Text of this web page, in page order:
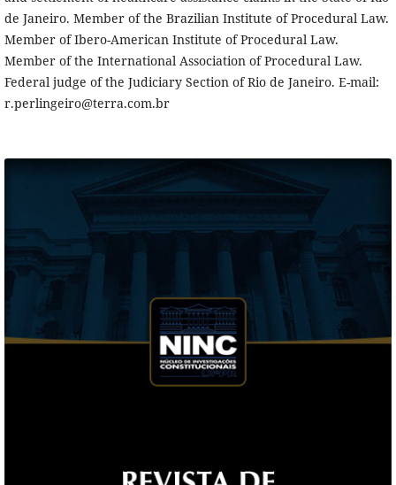
de Janeiro. Member of the Brazilian Institute of Procedural Law.
Member of Ibero-American Institute of Procedural Law.
Member of the International Association of Procedural Law.
Federal judge of the Judiciary Section of Rio de Janeiro. E-mail:
r.perlingeiro@terra.com.br